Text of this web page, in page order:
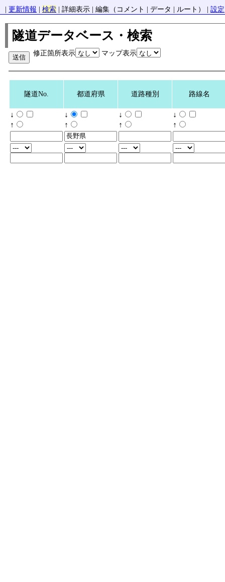
更新情報 検索 | 詳細表示 | 編集（コメント | データ | ルート） | 設定
隧道データベース・検索
修正箇所表示 マップ表示
隧道No. 都道府県 道路種別 路線名
↓
↑
↓
↑
↓
↑
↓
↑